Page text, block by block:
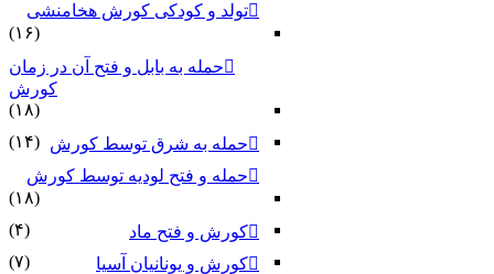
تولد و کودکی کورش هخامنشی
(۱۶)
حمله به بابل و فتح آن در زمان
کورش
(۱۸)
حمله به شرق توسط کورش (۱۴)
حمله و فتح لودیه توسط کورش
(۱۸)
کورش و فتح ماد
(۴)
کورش و یونانیان آسیا
(۷)